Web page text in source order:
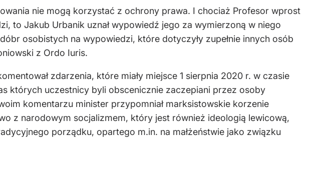
nie mogą korzystać z ochrony prawa. I chociaż Profesor wprost
to Jakub Urbanik uznał wypowiedź jego za wymierzoną w niego
osobistych na wypowiedzi, które dotyczyły zupełnie innych osób
z Ordo Iuris.
zdarzenia, które miały miejsce 1 sierpnia 2020 r. w czasie
których uczestnicy byli obscenicznie zaczepiani przez osoby
komentarzu minister przypomniał marksistowskie korzenie
z narodowym socjalizmem, który jest również ideologią lewicową,
porządku, opartego m.in. na małżeństwie jako związku